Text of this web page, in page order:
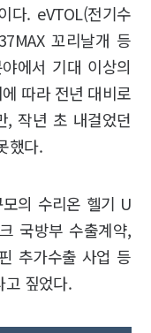
다. eVTOL(전기수
꼬리날개 등
에서 기대 이상의
따라 전년 대비로
, 작년 초 내걸었던
했다.
의 수리온 헬기 U
국방부 수출계약,
추가수출 사업 등
짚었다.